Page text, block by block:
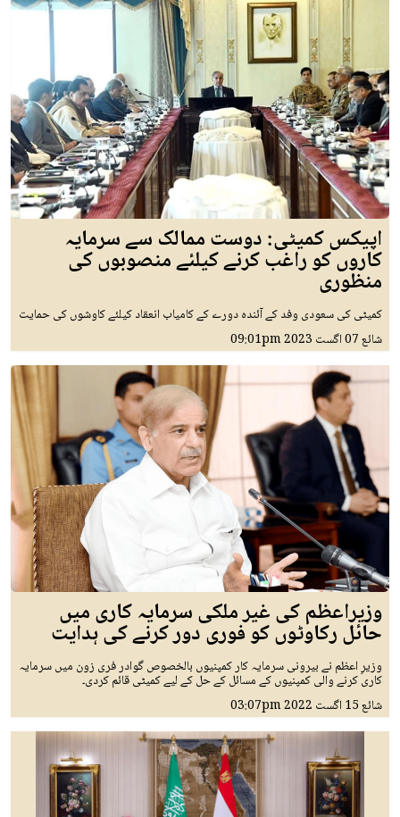
اپیکس کمیٹی: دوست ممالک سے سرمایہ
کاروں کو راغب کرنے کیلئے منصوبوں کی
منظوری
کمیٹی کی سعودی وفد کے آئندہ دورے کے کامیاب انعقاد کیلئے کاوشوں کی حمایت
شائع07 اگست 2023 09:01pm
وزیراعظم کی غیر ملکی سرمایہ کاری میں
حائل رکاوٹوں کو فوری دور کرنے کی ہدایت
وزیرِ اعظم نے بیرونی سرمایہ کار کمپنیوں بالخصوص گوادر فری زون میں سرمایہ
کاری کرنے والی کمپنیوں کے مسائل کے حل کے لیے کمیٹی قائم کردی۔
شائع15 اگست 2022 03:07pm